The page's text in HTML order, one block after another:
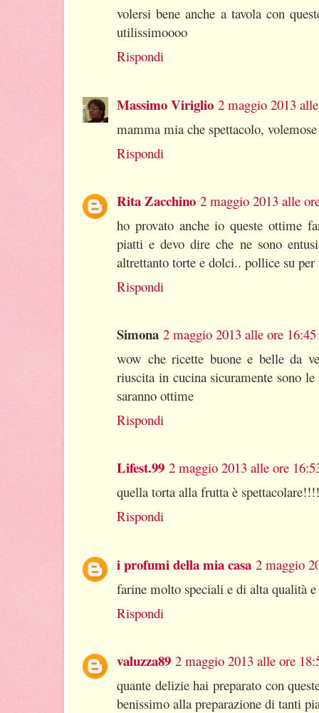
volersi bene anche a tavola con
utilissimoooo
Rispondi
Massimo Viriglio 2 maggio 2013
mamma mia che spettacolo, volemose
Rispondi
Rita Zacchino 2 maggio 2013 alle
ho provato anche io queste ottime
piatti e devo dire che ne sono
altrettanto torte e dolci.. pollice su
Rispondi
Simona 2 maggio 2013 alle ore 16:45
wow che ricette buone e belle da
riuscita in cucina sicuramente sono
saranno ottime
Rispondi
Lifest.99 2 maggio 2013 alle ore
quella torta alla frutta è spettacolare!!!!
Rispondi
i profumi della mia casa 2 maggio
farine molto speciali e di alta qualità
Rispondi
valuzza89 2 maggio 2013 alle ore
quante delizie hai preparato con
benissimo alla preparazione di tanti